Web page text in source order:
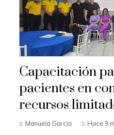
Capacitación
pacientes en
recursos
Manuela García Hace 9